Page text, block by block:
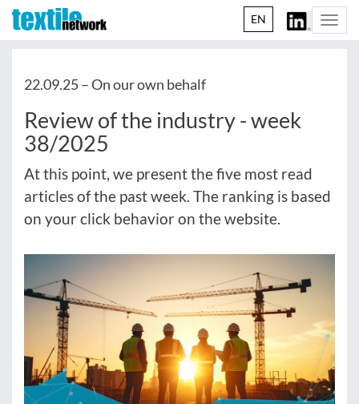
EN
22.09.25 –On our own behalf
Review of the industry - week
38/2025
At this point, we present the five most read
articles of the past week. The ranking is based
on your click behavior on the website.